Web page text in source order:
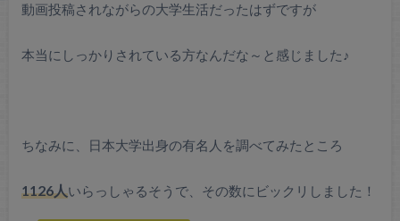
動画投稿されながらの大学生活だったはずですが
本当にしっかりされている方なんだな～と感じました♪
ちなみに、日本大学出身の有名人を調べてみたところ
1126人いらっしゃるそうで、その数にビックリしました！